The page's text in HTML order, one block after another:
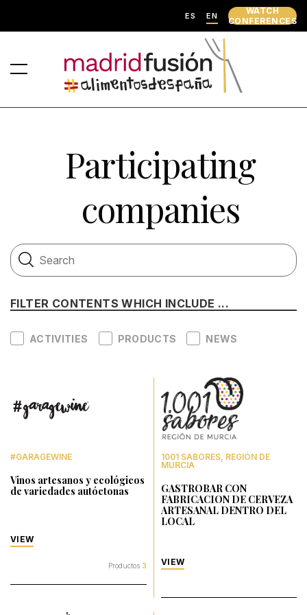
ES EN
WATCH
CONFERENCES
Participating
companies
FILTER CONTENTS WHICH INCLUDE ...
ACTIVITIES PRODUCTS NEWS
#GARAGEWINE
Vinos artesanos y ecológicos
de variedades autóctonas
VIEW
Productos 3
1001 SABORES, REGIÓN DE
MURCIA
GASTROBAR CON
FABRICACION DE CERVEZA
ARTESANAL DENTRO DEL
LOCAL
VIEW